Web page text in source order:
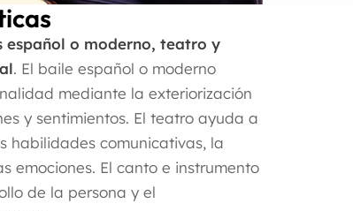
español o moderno, teatro y
. El baile español o moderno
mediante la exteriorización
y sentimientos. El teatro ayuda a
habilidades comunicativas, la
emociones. El canto e instrumento
de la persona y el